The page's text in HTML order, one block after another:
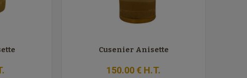
Cusenier Anisette
150.00€ H.T.